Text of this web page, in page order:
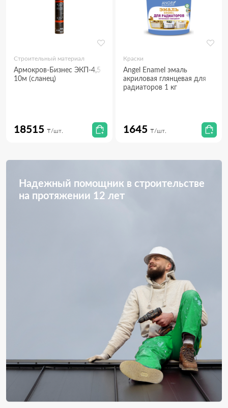
Строительный материал
Армокров-Бизнес ЭКП-4,5
10м (сланец)
18515 ₸/шт.
Краски
Angel Enamel эмаль
акриловая глянцевая для
радиаторов 1 кг
1645 ₸/шт.
Надежный помощник в строительстве
на протяжении 12 лет